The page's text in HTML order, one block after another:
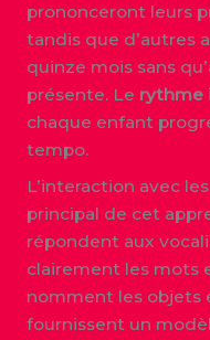
prononceront leurs
tandis que d’autres
quinze mois sans
présente. Le rythme
chaque enfant
tempo.
L’interaction avec
principal de cet
répondent aux
clairement les mots
nomment les objets
fournissent un